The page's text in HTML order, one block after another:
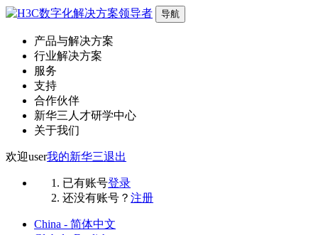
导航
产品与解决方案
行业解决方案
服务
支持
合作伙伴
新华三人才研学中心
关于我们
欢迎user我的新华三退出
已有账号登录
还没有账号？ 注册
China - 简体中文